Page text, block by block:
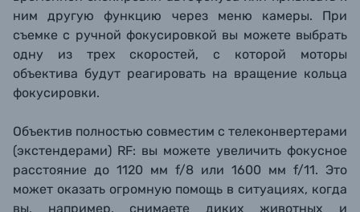
ним другую функцию через меню камеры. При
съемке с ручной фокусировкой вы можете выбрать
одну из трех скоростей, с которой моторы
объектива будут реагировать на вращение кольца
фокусировки.
Объектив полностью совместим с телеконвертерами
(экстендерами) RF: вы можете увеличить фокусное
расстояние до 1120 мм f/8 или 1600 мм f/11. Это
может оказать огромную помощь в ситуациях, когда
вы, например, снимаете диких животных и